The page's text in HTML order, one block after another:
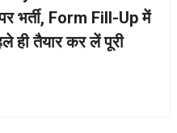
भर्ती, Form Fill-Up में
ही तैयार कर लें पूरी